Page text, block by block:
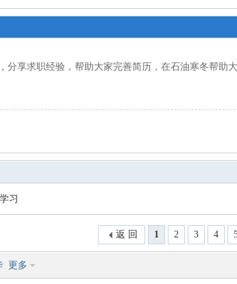
分享求职经验，帮助大家完善简历，在石油寒冬帮助大
习
1 2 3 4
返 回
更多